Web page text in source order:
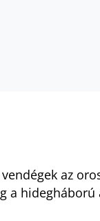
az
a